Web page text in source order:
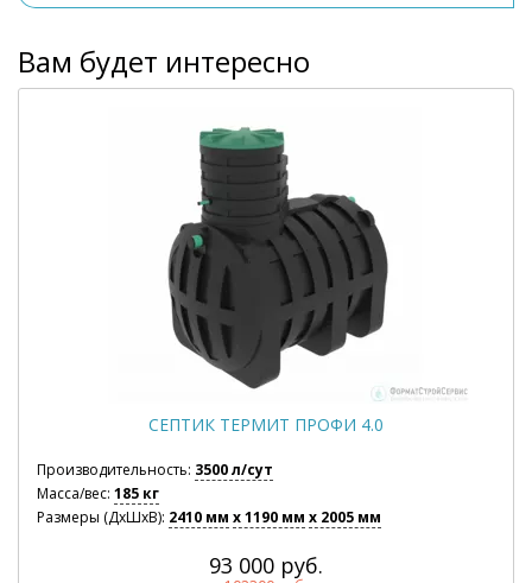
Вам будет интересно
СЕПТИК ТЕРМИТ ПРОФИ 4.0
Производительность: 3500 л/сут
Масса/вес: 185 кг
Размеры (ДхШхВ): 2410 мм x 1190 мм x 2005 мм
93 000 руб.